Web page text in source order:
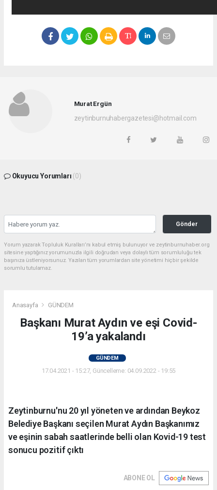
Murat Ergün
zeytinburnuhabergazetesi@hotmail.com
Okuyucu Yorumları (0)
Gönder
Yorum yazarak Topluluk Kuralları’nı kabul etmiş bulunuyor ve zeytinburnuhaber.org
sitesine yaptığınız yorumunuzla ilgili doğrudan veya dolaylı tüm sorumluluğu tek
başınıza üstleniyorsunuz. Yazılan tüm yorumlardan site yönetimi hiçbir şekilde
sorumlu tutulamaz.
Anasayfa GÜNDEM
Başkanı Murat Aydın ve eşi Covid-
19’a yakalandı
GÜNDEM
17.04.2021 - 15:27, Güncelleme: 04.09.2022 - 19:55
Zeytinburnu'nu 20 yıl yöneten ve ardından Beykoz
Belediye Başkanı seçilen Murat Aydın Başkanımız
ve eşinin sabah saatlerinde belli olan Kovid-19 test
sonucu pozitif çıktı
ABONE OL